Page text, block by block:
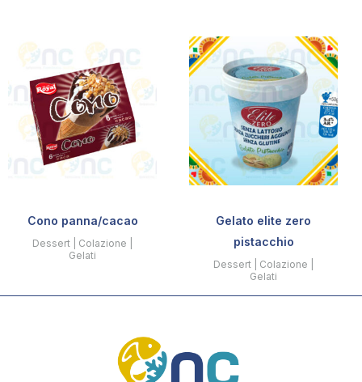
Cono panna/cacao
Dessert | Colazione |
Gelati
Gelato elite zero
pistacchio
Dessert | Colazione |
Gelati